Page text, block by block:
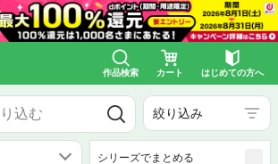
作品検索 カート はじめての方へ
絞り込み
シリーズでまとめる